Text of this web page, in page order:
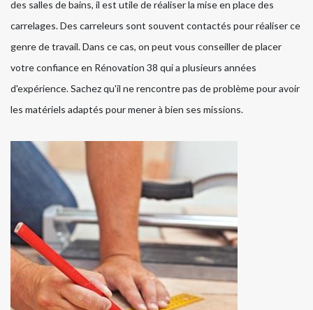
des salles de bains, il est utile de réaliser la mise en place des
carrelages. Des carreleurs sont souvent contactés pour réaliser ce
genre de travail. Dans ce cas, on peut vous conseiller de placer
votre confiance en Rénovation 38 qui a plusieurs années
d'expérience. Sachez qu'il ne rencontre pas de problème pour avoir
les matériels adaptés pour mener à bien ses missions.